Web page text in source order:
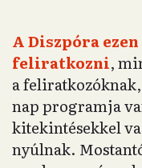
A Diszpóra
feliratkozni,
a
nap programja
kitekintésekkel
nyúlnak.